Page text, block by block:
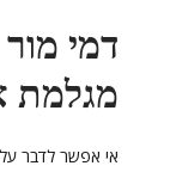
דמי
מגלמת
אי אפשר לדבר על